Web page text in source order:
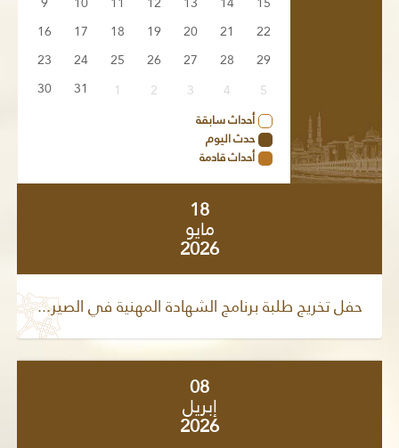
16
17 18 19 20 21
22
23
24 25 26 27 28
29
30
31 1 2 3 4 5
أحداث سابقة
حدث اليوم
أحداث قادمة
18
مايو
2026
حفل تخريج طلبة برنامج الشهادة المهنية في الصير...
08
إبريل
2026